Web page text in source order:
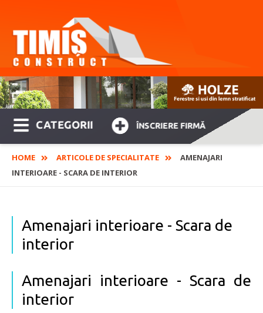
CATEGORII ÎNSCRIERE FIRMĂ
HOME ARTICOLE DE SPECIALITATE
AMENAJARI
INTERIOARE - SCARA DE INTERIOR
Amenajari interioare - Scara de
interior
Amenajari interioare - Scara de
interior